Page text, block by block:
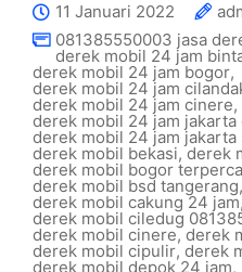
11 Januari 2022
081385550003 jasa
derek mobil 24 jam
derek mobil 24 jam bogor,
derek mobil 24 jam
derek mobil 24 jam cinere,
derek mobil 24 jam
derek mobil 24 jam jakarta
derek mobil bekasi,derek
derek mobil bogor
derek mobil bsd tangerang,
derek mobil cakung 24 jam,
derek mobil ciledug
derek mobil cinere,derek
derek mobil cipulir, derek
derek mobil depok 24 jam,